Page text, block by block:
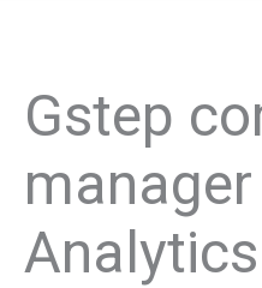
Gstep
Analytics